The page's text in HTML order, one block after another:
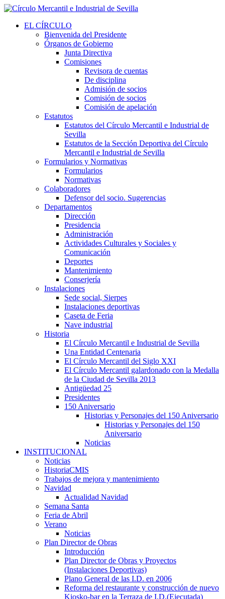
EL CÍRCULO
Bienvenida del Presidente
Órganos de Gobierno
Junta Directiva
Comisiones
Revisora de cuentas
De disciplina
Admisión de socios
Comisión de socios
Comisión de apelación
Estatutos
Estatutos del Círculo Mercantil e Industrial de
Sevilla
Estatutos de la Sección Deportiva del Círculo
Mercantil e Industrial de Sevilla
Formularios y Normativas
Formularios
Normativas
Colaboradores
Defensor del socio. Sugerencias
Departamentos
Dirección
Presidencia
Administración
Actividades Culturales y Sociales y
Comunicación
Deportes
Mantenimiento
Conserjería
Instalaciones
Sede social, Sierpes
Instalaciones deportivas
Caseta de Feria
Nave industrial
Historia
El Círculo Mercantil e Industrial de Sevilla
Una Entidad Centenaria
El Círculo Mercantil del Siglo XXI
El Círculo Mercantil galardonado con la Medalla
de la Ciudad de Sevilla 2013
Antigüedad 25
Presidentes
150 Aniversario
Historias y Personajes del 150 Aniversario
Historias y Personajes del 150
Aniversario
Noticias
INSTITUCIONAL
Noticias
HistoriaCMIS
Trabajos de mejora y mantenimiento
Navidad
Actualidad Navidad
Semana Santa
Feria de Abril
Verano
Noticias
Plan Director de Obras
Introducción
Plan Director de Obras y Proyectos
(Instalaciones Deportivas)
Plano General de las I.D. en 2006
Reforma del restaurante y construcción de nuevo
Kiosko-bar en la Terraza de I.D.(Ejecutada)